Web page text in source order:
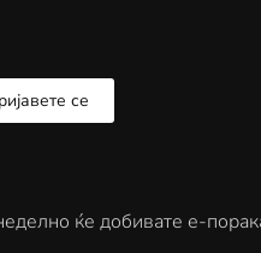
се
ќе добивате е-